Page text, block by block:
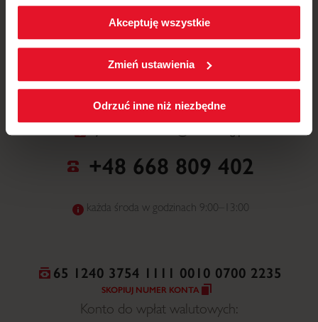
klikającZmień ustawienia.
W każdej chwili możesz zmienić wybrane przez Ciebie
ustawienia plików cookies wchodząc w zakładkę
Akceptuję wszystkie
Zmień ustawienia
Odrzuć inne niż niezbędne
NR WPISU DO ORGANIZACJI POŻYTKU
PUBLICZNEGO
+48 668 809 402
każda środa w godzinach 9:00–13:00
65 1240 3754 1111 0010 0700 2235
SKOPIUJ NUMER KONTA
Konto do wpłat walutowych: